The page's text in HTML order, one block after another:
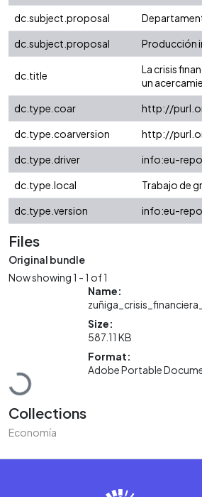
dc.subject.proposal
dc.subject.proposal
Producción
dc.title
La crisis
un
dc.type.coar
http://
dc.type.coarversion
http://
dc.type.driver
info:eu-
dc.type.local
Trabajo de
dc.type.version
info:eu-
Files
Original bundle
Now showing1 - 1 of 1
Loading...
Name:
Size:
587.11 KB
Format:
Adobe Portable
Collections
Economía